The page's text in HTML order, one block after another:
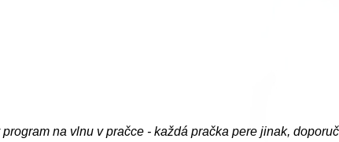
na vlnu v pračce - každá pračka pere jinak,